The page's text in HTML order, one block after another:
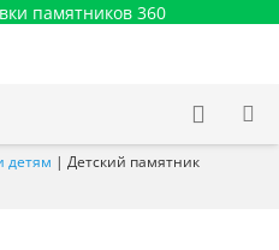
памятников 360
детям | Детский памятник